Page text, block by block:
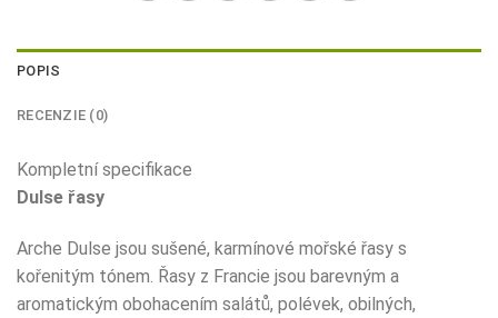
POPIS
RECENZIE (0)
Kompletní specifikace
Dulse řasy
Arche Dulse jsou sušené, karmínové mořské řasy s
kořenitým tónem. Řasy z Francie jsou barevným a
aromatickým obohacením salátů, polévek, obilných,